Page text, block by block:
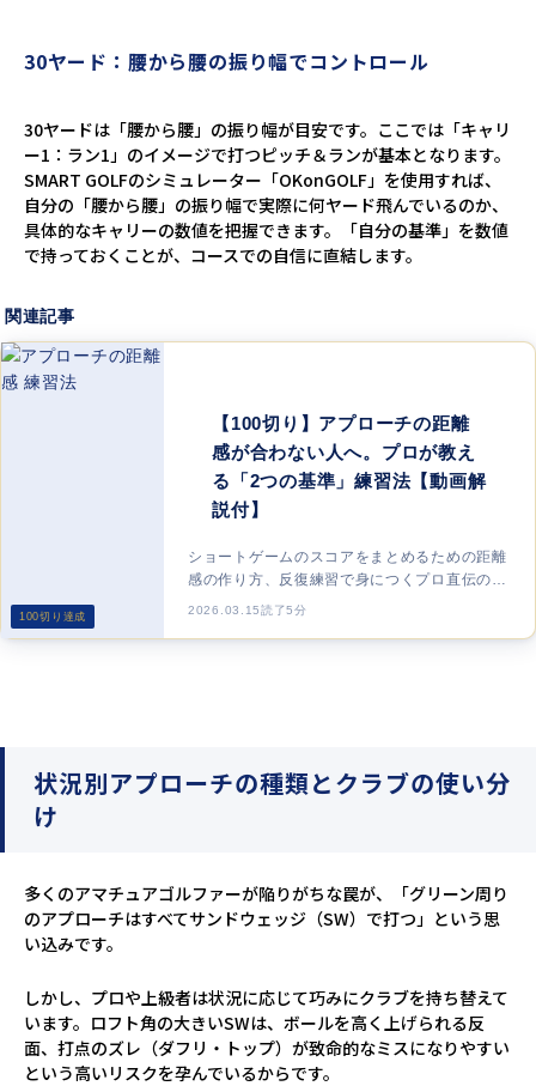
30ヤード：腰から腰の振り幅でコントロール
30ヤードは「腰から腰」の振り幅が目安です。ここでは「キャリ
ー1：ラン1」のイメージで打つピッチ＆ランが基本となります。
SMART GOLFのシミュレーター「OKonGOLF」を使用すれば、
自分の「腰から腰」の振り幅で実際に何ヤード飛んでいるのか、
具体的なキャリーの数値を把握できます。「自分の基準」を数値
で持っておくことが、コースでの自信に直結します。
関連記事
100切り達成
【100切り】アプローチの距離
感が合わない人へ。プロが教え
る「2つの基準」練習法【動画解
説付】
ショートゲームのスコアをまとめるための距離
感の作り方、反復練習で身につくプロ直伝のメ
ソッドを徹底解説。
2026.03.15読了5分
状況別アプローチの種類とクラブの使い分
け
多くのアマチュアゴルファーが陥りがちな罠が、「グリーン周り
のアプローチはすべてサンドウェッジ（SW）で打つ」という思
い込みです。
しかし、プロや上級者は状況に応じて巧みにクラブを持ち替えて
います。ロフト角の大きいSWは、ボールを高く上げられる反
面、打点のズレ（ダフリ・トップ）が致命的なミスになりやすい
という高いリスクを孕んでいるからです。